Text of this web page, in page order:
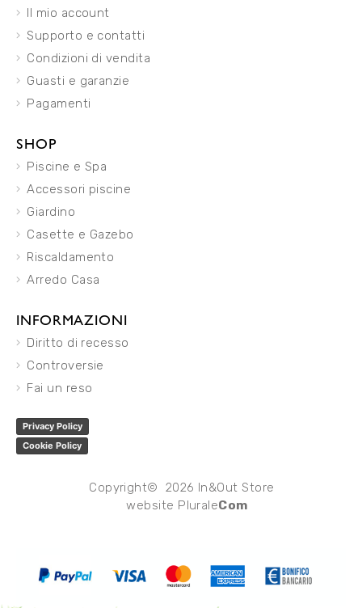
Il mio account
Supporto e contatti
Condizioni di vendita
Guasti e garanzie
Pagamenti
SHOP
Piscine e Spa
Accessori piscine
Giardino
Casette e Gazebo
Riscaldamento
Arredo Casa
INFORMAZIONI
Diritto di recesso
Controversie
Fai un reso
Privacy Policy
Cookie Policy
Copyright© 2026 In&Out Store
website PluraleCom